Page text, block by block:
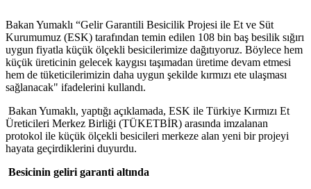
Bakan Yumaklı “Gelir Garantili Besicilik Projesi ile Et ve Süt
Kurumumuz (ESK) tarafından temin edilen 108 bin baş besilik sığırı
uygun fiyatla küçük ölçekli besicilerimize dağıtıyoruz. Böylece hem
küçük üreticinin gelecek kaygısı taşımadan üretime devam etmesi
hem de tüketicilerimizin daha uygun şekilde kırmızı ete ulaşması
sağlanacak" ifadelerini kullandı.
Bakan Yumaklı, yaptığı açıklamada, ESK ile Türkiye Kırmızı Et
Üreticileri Merkez Birliği (TÜKETBİR) arasında imzalanan
protokol ile küçük ölçekli besicileri merkeze alan yeni bir projeyi
hayata geçirdiklerini duyurdu.
Besicinin geliri garanti altında